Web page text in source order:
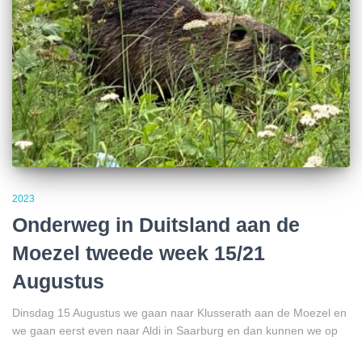
2023
Onderweg in Duitsland aan de
Moezel tweede week 15/21
Augustus
Dinsdag 15 Augustus we gaan naar Klusserath aan de Moezel en
we gaan eerst even naar Aldi in Saarburg en dan kunnen we op